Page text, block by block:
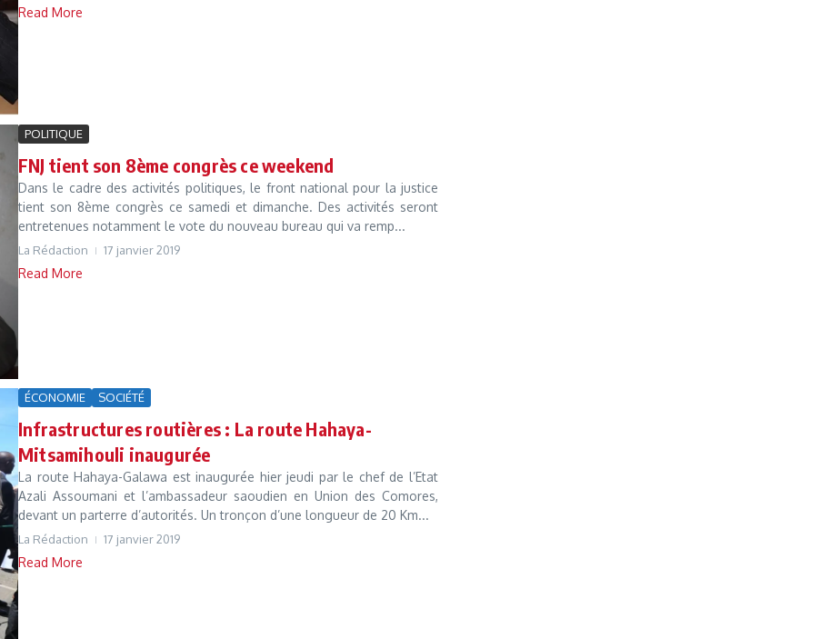
Read More
POLITIQUE
FNJ tient son 8ème congrès ce weekend
Dans le cadre des activités politiques, le front national pour la justice
tient son 8ème congrès ce samedi et dimanche. Des activités seront
entretenues notamment le vote du nouveau bureau qui va remp...
La Rédaction 17 janvier 2019
Read More
ÉCONOMIE SOCIÉTÉ
Infrastructures routières : La route Hahaya-
Mitsamihouli inaugurée
La route Hahaya-Galawa est inaugurée hier jeudi par le chef de l’Etat
Azali Assoumani et l’ambassadeur saoudien en Union des Comores,
devant un parterre d’autorités. Un tronçon d’une longueur de 20 Km...
La Rédaction 17 janvier 2019
Read More